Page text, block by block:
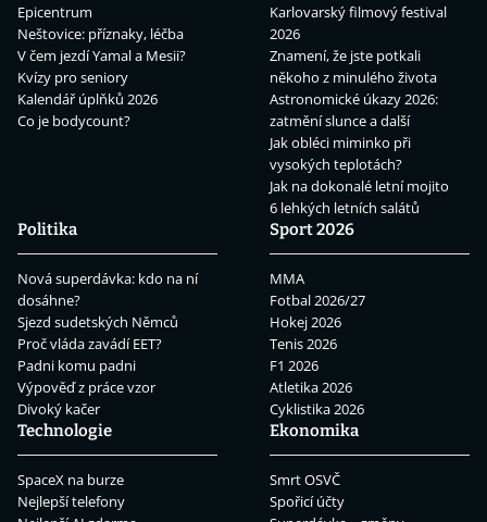
Epicentrum
Neštovice: příznaky, léčba
V čem jezdí Yamal a Mesii?
Kvízy pro seniory
Kalendář úplňků 2026
Co je bodycount?
Karlovarský filmový festival
2026
Znamení, že jste potkali
někoho z minulého života
Astronomické úkazy 2026:
zatmění slunce a další
Jak obléci miminko při
vysokých teplotách?
Jak na dokonalé letní mojito
6 lehkých letních salátů
Politika
Nová superdávka: kdo na ní
dosáhne?
Sjezd sudetských Němců
Proč vláda zavádí EET?
Padni komu padni
Výpověď z práce vzor
Divoký kačer
Sport 2026
MMA
Fotbal 2026/27
Hokej 2026
Tenis 2026
F1 2026
Atletika 2026
Cyklistika 2026
Technologie
SpaceX na burze
Nejlepší telefony
Ekonomika
Smrt OSVČ
Spořicí účty